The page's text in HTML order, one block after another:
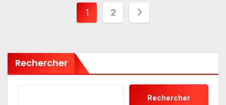
Pagination
publications
1 2
Rechercher
Rechercher